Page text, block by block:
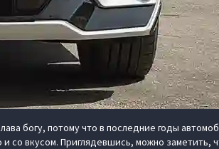
богу, потому что в последние годы
со вкусом. Приглядевшись, можно заметить,